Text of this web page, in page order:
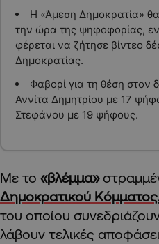
Η «Άμεση Δημοκρατία»
την ώρα της ψηφοφορίας,
φέρεται να ζήτησε βίντεο
Δημοκρατίας.
Φαβορί για τη θέση στον
Αννίτα Δημητρίου με 17
Στεφάνου με 19 ψήφους.
Με το «βλέμμα»
Δημοκρατικού
του οποίου
λάβουν τελικές